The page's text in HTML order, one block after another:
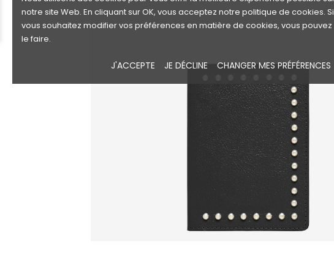
notre site Web. En cliquant sur OK, vous acceptez notre politique de cookies. Si
vous souhaitez modifier vos préférences en matière de cookies, vous pouvez
le faire.
J'ACCEPTE JE DÉCLINE CHANGER MES PRÉFÉRENCES